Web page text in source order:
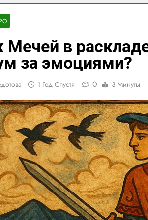
Архетип
Архетип
6 Дней Спустя
в
за эмоциями?
1 Год Спустя 0 3 Минуты